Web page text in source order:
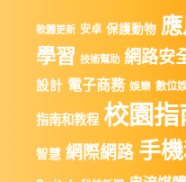
軟體更新 安卓 保護動物
學習 技術幫助 網路安
設計 電子商務 娛樂 數位
指南和教程 校園指
智慧 網際網路 手